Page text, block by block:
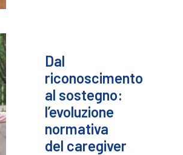
Dal
riconoscimento
al sostegno:
l’evoluzione
normativa
del caregiver